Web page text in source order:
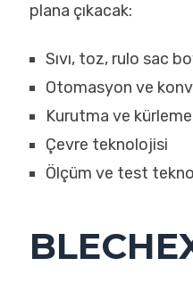
plana çıkacak:
Sıvı, toz, rulo sac
Otomasyon ve
Kurutma ve kürleme
Çevre teknolojisi
Ölçüm ve test